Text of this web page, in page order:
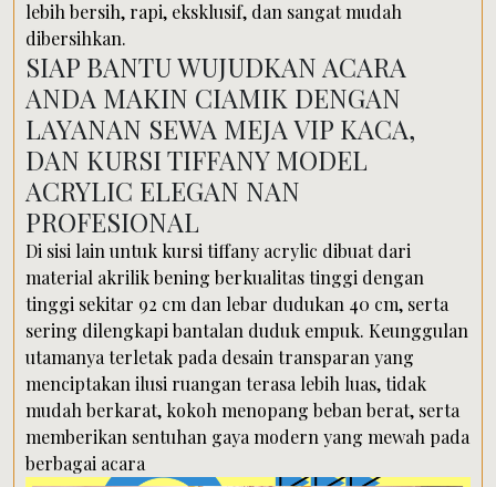
lebih bersih, rapi, eksklusif, dan sangat mudah
dibersihkan.
SIAP BANTU WUJUDKAN ACARA
ANDA MAKIN CIAMIK DENGAN
LAYANAN SEWA MEJA VIP KACA,
DAN KURSI TIFFANY MODEL
ACRYLIC ELEGAN NAN
PROFESIONAL
Di sisi lain untuk kursi tiffany acrylic dibuat dari
material akrilik bening berkualitas tinggi dengan
tinggi sekitar 92 cm dan lebar dudukan 40 cm, serta
sering dilengkapi bantalan duduk empuk. Keunggulan
utamanya terletak pada desain transparan yang
menciptakan ilusi ruangan terasa lebih luas, tidak
mudah berkarat, kokoh menopang beban berat, serta
memberikan sentuhan gaya modern yang mewah pada
berbagai acara